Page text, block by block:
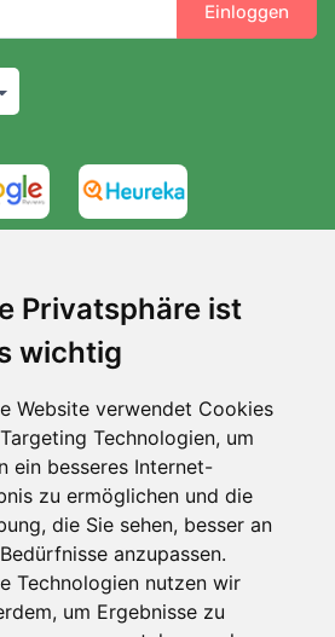
Privatsphäre ist
wichtig
Website verwendet Cookies
Technologien, um
ein besseres Internet-
zu ermöglichen und die
die Sie sehen, besser an
anzupassen.
Technologien nutzen wir
um Ergebnisse zu
Einloggen
und kostenlos
für Bestellungen über 80 EUR
und Rückgabe
jederzeit innerhalb von 90 Tagen
umtauschen.
Trees.org
pflanzen wir einen Baum! Mehr lesen